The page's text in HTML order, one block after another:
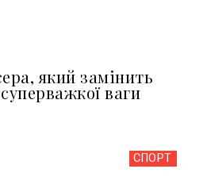
який замінить
ваги
СПОРТ